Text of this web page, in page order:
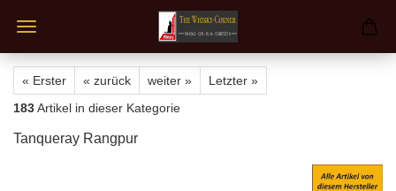
« Erster « zurück weiter »
Letzter »
183Artikel in dieser Kategorie
Tanqueray Rangpur